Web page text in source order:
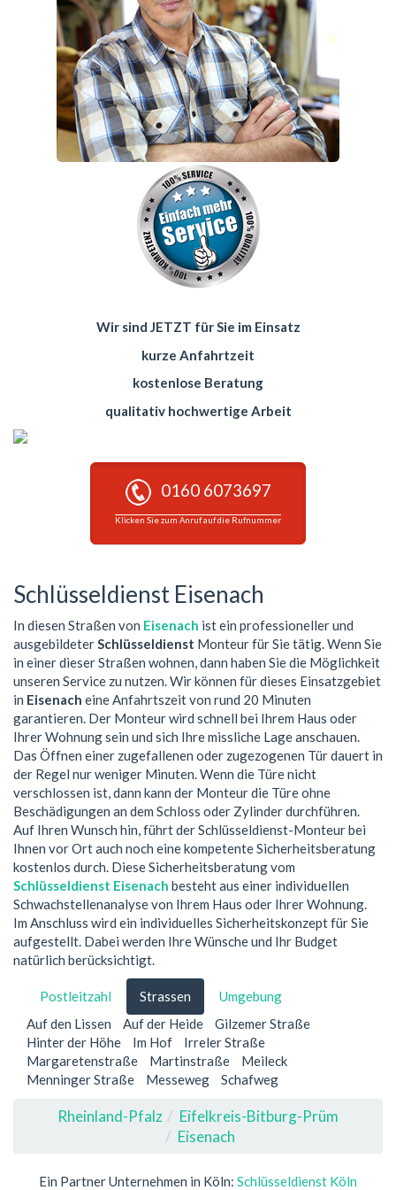
Wir sind JETZT für Sie im Einsatz
kurze Anfahrtzeit
kostenlose Beratung
qualitativ hochwertige Arbeit
0160 6073697
Klicken Sie zum Anruf auf die Rufnummer
Schlüsseldienst Eisenach
In diesen Straßen von Eisenach ist ein professioneller und
ausgebildeterSchlüsseldienst Monteur für Sie tätig. Wenn Sie
in einer dieser Straßen wohnen, dann haben Sie die Möglichkeit
unseren Service zu nutzen. Wir können für dieses Einsatzgebiet
in Eisenach eine Anfahrtszeit von rund 20 Minuten
garantieren. Der Monteur wird schnell bei Ihrem Haus oder
Ihrer Wohnung sein und sich Ihre missliche Lage anschauen.
Das Öffnen einer zugefallenen oder zugezogenen Tür dauert in
der Regel nur weniger Minuten. Wenn die Türe nicht
verschlossen ist, dann kann der Monteur die Türe ohne
Beschädigungen an dem Schloss oder Zylinder durchführen.
Auf Ihren Wunsch hin, führt der Schlüsseldienst-Monteur bei
Ihnen vor Ort auch noch eine kompetente Sicherheitsberatung
kostenlos durch. Diese Sicherheitsberatung vom
Schlüsseldienst Eisenach besteht aus einer individuellen
Schwachstellenanalyse von Ihrem Haus oder Ihrer Wohnung.
Im Anschluss wird ein individuelles Sicherheitskonzept für Sie
aufgestellt. Dabei werden Ihre Wünsche und Ihr Budget
natürlich berücksichtigt.
Postleitzahl Strassen
Umgebung
Auf den Lissen
Auf der Heide
Gilzemer Straße
Hinter der Höhe
Im Hof
Irreler Straße
Margaretenstraße
Martinstraße
Meileck
Menninger Straße
Messeweg Schafweg
Rheinland-Pfalz
Eifelkreis-Bitburg-Prüm
Eisenach
Ein Partner Unternehmen in Köln: Schlüsseldienst Köln